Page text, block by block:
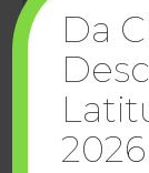
Da
2026